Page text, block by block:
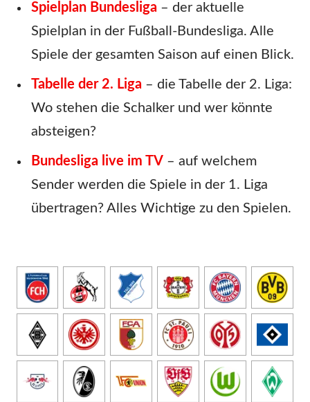
Spielplan Bundesliga – der aktuelle
Spielplan in der Fußball-Bundesliga. Alle
Spiele der gesamten Saison auf einen Blick.
Tabelle der 2. Liga – die Tabelle der 2. Liga:
Wo stehen die Schalker und wer könnte
absteigen?
Bundesliga live im TV – auf welchem
Sender werden die Spiele in der 1. Liga
übertragen? Alles Wichtige zu den Spielen.